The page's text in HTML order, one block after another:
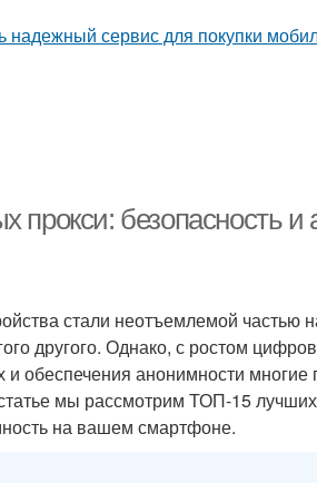
безопасность
стали неотъемлемой частью
другого. Однако, с ростом
обеспечения анонимности
мы рассмотрим ТОП-15
на вашем смартфоне.